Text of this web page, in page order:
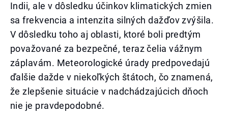
Indii, ale v dôsledku účinkov klimatických zmien
sa frekvencia a intenzita silných dažďov zvýšila.
V dôsledku toho aj oblasti, ktoré boli predtým
považované za bezpečné, teraz čelia vážnym
záplavám. Meteorologické úrady predpovedajú
ďalšie dažde v niekoľkých štátoch, čo znamená,
že zlepšenie situácie v nadchádzajúcich dňoch
nie je pravdepodobné.